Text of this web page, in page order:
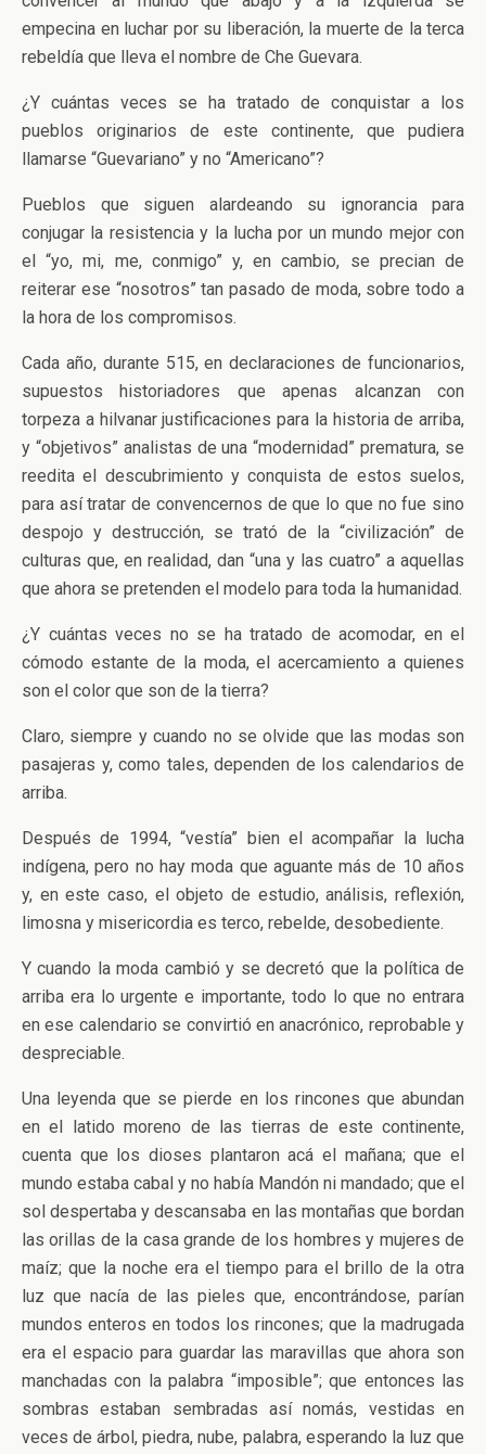
empecina en luchar por su liberación, la muerte de la terca
rebeldía que lleva el nombre de Che Guevara.
¿Y cuántas veces se ha tratado de conquistar a los
pueblos originarios de este continente, que pudiera
llamarse “Guevariano” y no “Americano”?
Pueblos que siguen alardeando su ignorancia para
conjugar la resistencia y la lucha por un mundo mejor con
el “yo, mi, me, conmigo” y, en cambio, se precian de
reiterar ese “nosotros” tan pasado de moda, sobre todo a
la hora de los compromisos.
Cada año, durante 515, en declaraciones de funcionarios,
supuestos historiadores que apenas alcanzan con
torpeza a hilvanar justificaciones para la historia de arriba,
y “objetivos” analistas de una “modernidad” prematura, se
reedita el descubrimiento y conquista de estos suelos,
para así tratar de convencernos de que lo que no fue sino
despojo y destrucción, se trató de la “civilización” de
culturas que, en realidad, dan “una y las cuatro” a aquellas
que ahora se pretenden el modelo para toda la humanidad.
¿Y cuántas veces no se ha tratado de acomodar, en el
cómodo estante de la moda, el acercamiento a quienes
son el color que son de la tierra?
Claro, siempre y cuando no se olvide que las modas son
pasajeras y, como tales, dependen de los calendarios de
arriba.
Después de 1994, “vestía” bien el acompañar la lucha
indígena, pero no hay moda que aguante más de 10 años
y, en este caso, el objeto de estudio, análisis, reflexión,
limosna y misericordia es terco, rebelde, desobediente.
Y cuando la moda cambió y se decretó que la política de
arriba era lo urgente e importante, todo lo que no entrara
en ese calendario se convirtió en anacrónico, reprobable y
despreciable.
Una leyenda que se pierde en los rincones que abundan
en el latido moreno de las tierras de este continente,
cuenta que los dioses plantaron acá el mañana; que el
mundo estaba cabal y no había Mandón ni mandado; que el
sol despertaba y descansaba en las montañas que bordan
las orillas de la casa grande de los hombres y mujeres de
maíz; que la noche era el tiempo para el brillo de la otra
luz que nacía de las pieles que, encontrándose, parían
mundos enteros en todos los rincones; que la madrugada
era el espacio para guardar las maravillas que ahora son
manchadas con la palabra “imposible”; que entonces las
sombras estaban sembradas así nomás, vestidas en
veces de árbol, piedra, nube, palabra, esperando la luz que